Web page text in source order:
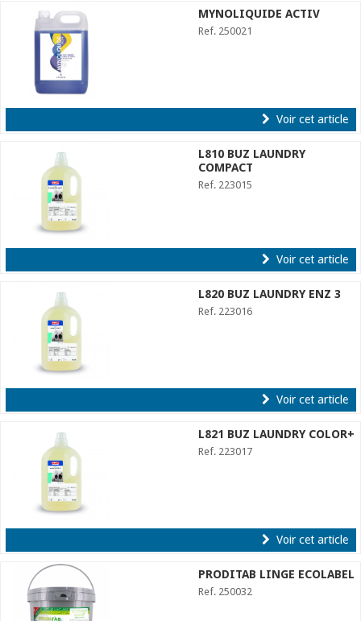
MYNOLIQUIDE ACTIV
Ref. 250021
Voir cet article
L810 BUZ LAUNDRY
COMPACT
Ref. 223015
Voir cet article
L820 BUZ LAUNDRY ENZ 3
Ref. 223016
Voir cet article
L821 BUZ LAUNDRY COLOR+
Ref. 223017
Voir cet article
PRODITAB LINGE ECOLABEL
Ref. 250032